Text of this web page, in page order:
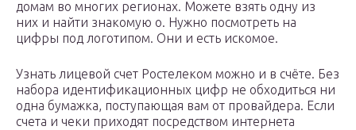
домам во многих регионах. Можете взять одну из
них и найти знакомую о. Нужно посмотреть на
цифры под логотипом. Они и есть искомое.
Узнать лицевой счет Ростелеком можно и в счёте. Без
набора идентификационных цифр не обходиться ни
одна бумажка, поступающая вам от провайдера. Если
счета и чеки приходят посредством интернета